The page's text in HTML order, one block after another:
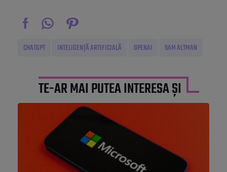
CHATGPT INTELIGENȚĂ ARTIFICIALĂ OPENAI SAM ALTMAN
TE-AR MAI PUTEA INTERESA ȘI